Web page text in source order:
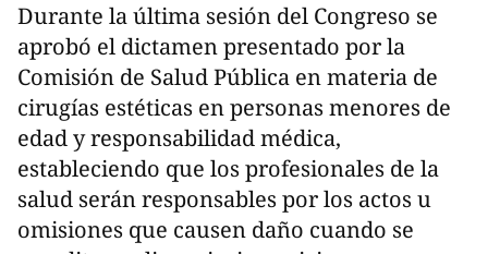
Durante la última sesión del Congreso se
aprobó el dictamen presentado por la
Comisión de Salud Pública en materia de
cirugías estéticas en personas menores de
edad y responsabilidad médica,
estableciendo que los profesionales de la
salud serán responsables por los actos u
omisiones que causen daño cuando se